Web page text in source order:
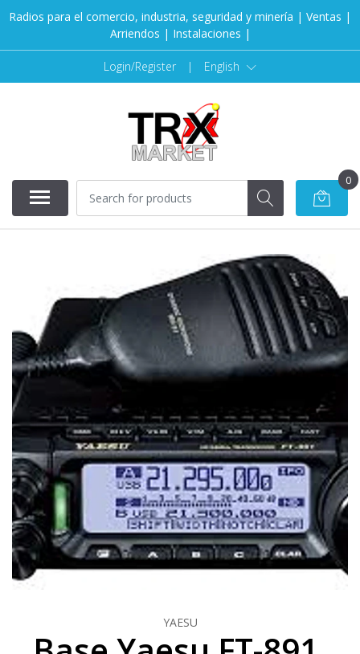
Radios para el comercio, industria, seguridad y minería | Ventas |
Arriendos | Instalaciones |
Login/Register | English
0
YAESU